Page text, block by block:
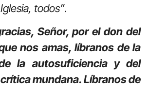
todos”.
Señor, por el don del
nos amas, líbranos de la
la autosuficiencia y del
mundana. Líbranos de